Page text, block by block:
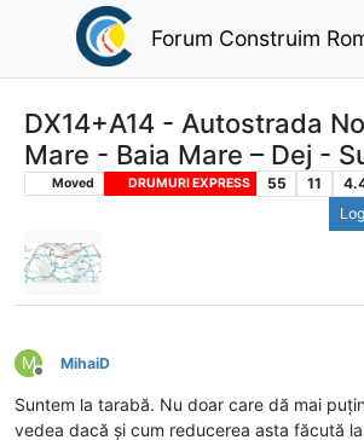
Forum Construim
DX14+A14 - Autostrada
Mare - Baia Mare – Dej -
Moved DRUMURI EXPRESS 55 11
M
Deconectat
MihaiD
Suntem la tarabă. Nu doar care dă mai
vedea dacă și cum reducerea asta făcută